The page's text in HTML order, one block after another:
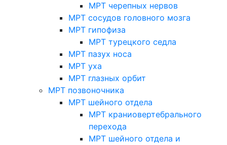
МРТ черепных нервов
МРТ сосудов головного мозга
МРТ гипофиза
МРТ турецкого седла
МРТ пазух носа
МРТ уха
МРТ глазных орбит
МРТ позвоночника
МРТ шейного отдела
МРТ краниовертебрального
перехода
МРТ шейного отдела и